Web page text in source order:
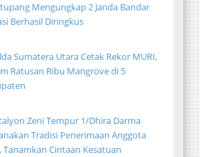
Mengungkap 2 Janda Bandar
Berhasil Diringkus
Sumatera Utara Cetak Rekor MURI,
Ratusan Ribu Mangrove di 5
Zeni Tempur 1/Dhira Darma
Tradisi Penerimaan Anggota
Tanamkan Cintaan Kesatuan